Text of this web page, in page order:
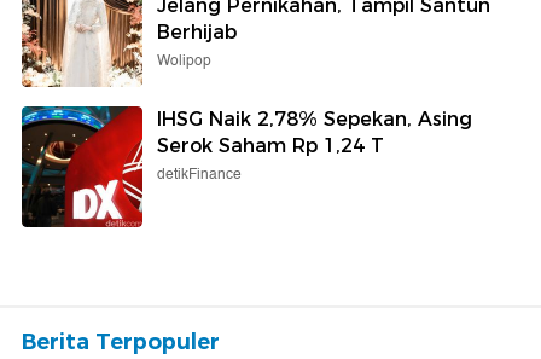
Jelang Pernikahan, Tampil Santun
Berhijab
Wolipop
IHSG Naik 2,78% Sepekan, Asing
Serok Saham Rp 1,24 T
detikFinance
Berita Terpopuler